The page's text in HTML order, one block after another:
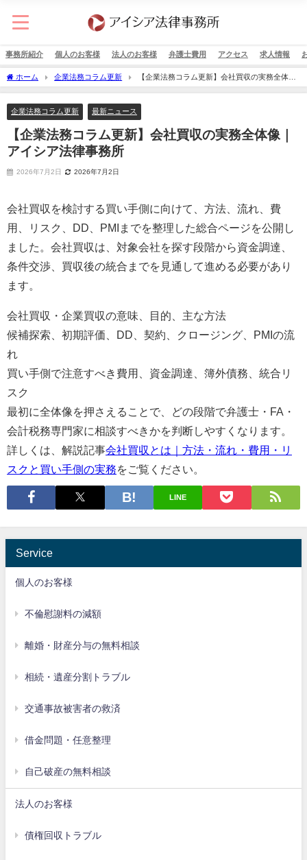
事務所紹介 個人のお客様 法人のお客様 弁護士費用 アクセス 求人情報
ホーム 企業法務コラム更新
【企業法務コラム更新】会社買収の実務全体像
｜アイシア法律事務所
企業法務コラム更新 最新ニュース
【企業法務コラム更新】会社買収の実務全体像｜
アイシア法律事務所
2026年7月2日 2026年7月2日
会社買収を検討する買い手側に向けて、方法、流れ、費
用、リスク、DD、PMIまでを整理した総合ページを公開し
ました。会社買収は、対象会社を探す段階から資金調達、
条件交渉、買収後の統合までを見通して進める必要があり
ます。
会社買収・企業買収の意味、目的、主な方法
候補探索、初期評価、DD、契約、クロージング、PMIの流
れ
買い手側で注意すべき費用、資金調達、簿外債務、統合リ
スク
最初に全体像を押さえることで、どの段階で弁護士・FA・
会計税務専門家に相談すべきかを判断しやすくなります。
詳しくは、解説記事会社買収とは｜方法・流れ・費用・リ
スクと買い手側の実務をご覧ください。
LINE
Service
個人のお客様
不倫慰謝料の減額
離婚・財産分与の無料相談
相続・遺産分割トラブル
交通事故被害者の救済
借金問題・任意整理
自己破産の無料相談
法人のお客様
債権回収トラブル